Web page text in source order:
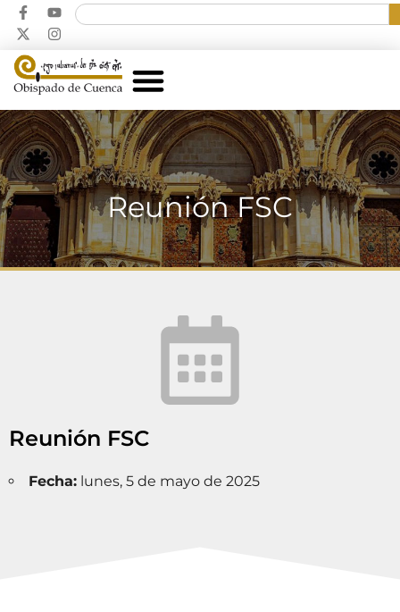
Reunión FSC
Reunión FSC
Fecha: lunes, 5 de mayo de 2025